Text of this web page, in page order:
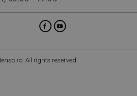
All rights reserved